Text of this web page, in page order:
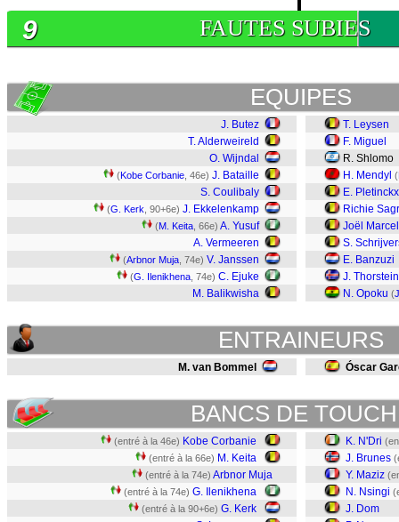
FAUTES SUBIES
9
EQUIPES
J. Butez
T. Alderweireld
O. Wijndal
(Kobe Corbanie , 46e) J. Bataille
S. Coulibaly
(G. Kerk , 90+6e) J. Ekkelenkamp
(M. Keita , 66e) A. Yusuf
A. Vermeeren
(Arbnor Muja , 74e) V. Janssen
(G. Ilenikhena , 74e) C. Ejuke
M. Balikwisha
T. Leysen
F. Miguel
R. Shlomo
H. Mendyl (
E. Pletinckx
Richie
Joël
S.
E. Banzuzi
J.
N. Opoku (
ENTRAINEURS
M. van Bommel Óscar
BANCS DE
(entré à la 46e) Kobe Corbanie
(entré à la 66e) M. Keita
(entré à la 74e) Arbnor Muja
(entré à la 74e) G. Ilenikhena
(entré à la 90+6e) G. Kerk
K. N'Dri
J. Brunes
Y. Maziz
N. Nsingi
J. Dom